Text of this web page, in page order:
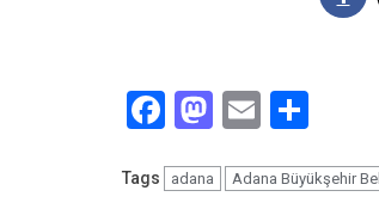
Facebook
Mastodon
Email
Tags adana Adana Büyükşehir